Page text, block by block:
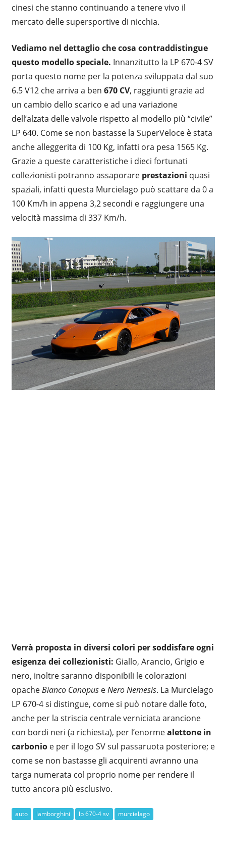
cinesi che stanno continuando a tenere vivo il
mercato delle supersportive di nicchia.
Vediamo nel dettaglio che cosa contraddistingue
questo modello speciale. Innanzitutto la LP 670-4 SV
porta questo nome per la potenza sviluppata dal suo
6.5 V12 che arriva a ben 670 CV, raggiunti grazie ad
un cambio dello scarico e ad una variazione
dell’alzata delle valvole rispetto al modello più “civile”
LP 640. Come se non bastasse la SuperVeloce è stata
anche alleggerita di 100 Kg, infatti ora pesa 1565 Kg.
Grazie a queste caratteristiche i dieci fortunati
collezionisti potranno assaporare prestazioni quasi
spaziali, infatti questa Murcielago può scattare da 0 a
100 Km/h in appena 3,2 secondi e raggiungere una
velocità massima di 337 Km/h.
Verrà proposta in diversi colori per soddisfare ogni
esigenza dei collezionisti: Giallo, Arancio, Grigio e
nero, inoltre saranno disponibili le colorazioni
opacheBianco CanopuseNero Nemesis. La Murcielago
LP 670-4 si distingue, come si può notare dalle foto,
anche per la striscia centrale verniciata arancione
con bordi neri (a richiesta), per l’enormealettone in
carbonioe per il logo SV sul passaruota posteriore; e
come se non bastasse gli acquirenti avranno una
targa numerata col proprio nome per rendere il
tutto ancora più esclusivo.
auto lamborghini lp 670-4 sv murcielago